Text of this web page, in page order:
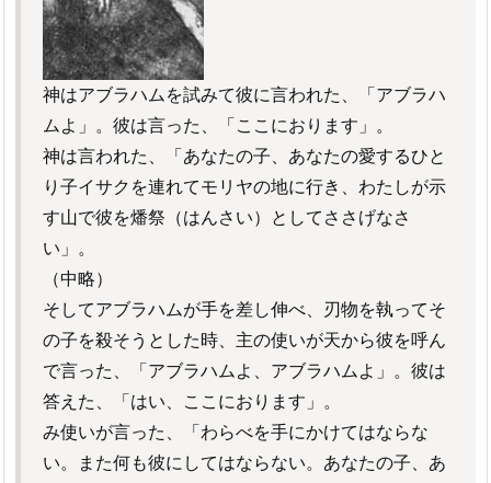
神はアブラハムを試みて彼に言われた、「アブラハ
ムよ」。彼は言った、「ここにおります」。
神は言われた、「あなたの子、あなたの愛するひと
り子イサクを連れてモリヤの地に行き、わたしが示
す山で彼を燔祭（はんさい）としてささげなさ
い」。
（中略）
そしてアブラハムが手を差し伸べ、刃物を執ってそ
の子を殺そうとした時、主の使いが天から彼を呼ん
で言った、「アブラハムよ、アブラハムよ」。彼は
答えた、「はい、ここにおります」。
み使いが言った、「わらべを手にかけてはならな
い。また何も彼にしてはならない。あなたの子、あ